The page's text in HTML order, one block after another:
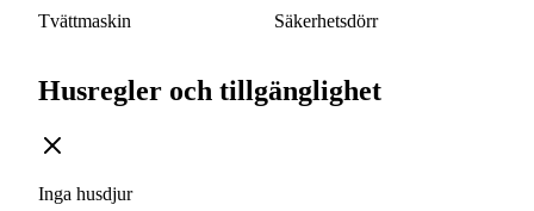
Tvättmaskin Säkerhetsdörr
Husregler och tillgänglighet
Inga husdjur